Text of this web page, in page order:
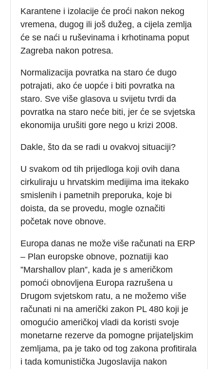
Karantene i izolacije će proći nakon nekog
vremena, dugog ili još dužeg, a cijela zemlja
će se naći u ruševinama i krhotinama poput
Zagreba nakon potresa.
Normalizacija povratka na staro će dugo
potrajati, ako će uopće i biti povratka na
staro. Sve više glasova u svijetu tvrdi da
povratka na staro neće biti, jer će se svjetska
ekonomija urušiti gore nego u krizi 2008.
Dakle, što da se radi u ovakvoj situaciji?
U svakom od tih prijedloga koji ovih dana
cirkuliraju u hrvatskim medijima ima itekako
smislenih i pametnih preporuka, koje bi
doista, da se provedu, mogle označiti
početak nove obnove.
Europa danas ne može više računati na ERP
– Plan europske obnove, poznatiji kao
”Marshallov plan”, kada je s američkom
pomoći obnovljena Europa razrušena u
Drugom svjetskom ratu, a ne možemo više
računati ni na američki zakon PL 480 koji je
omogućio američkoj vladi da koristi svoje
monetarne rezerve da pomogne prijateljskim
zemljama, pa je tako od tog zakona profitirala
i tada komunistička Jugoslavija nakon